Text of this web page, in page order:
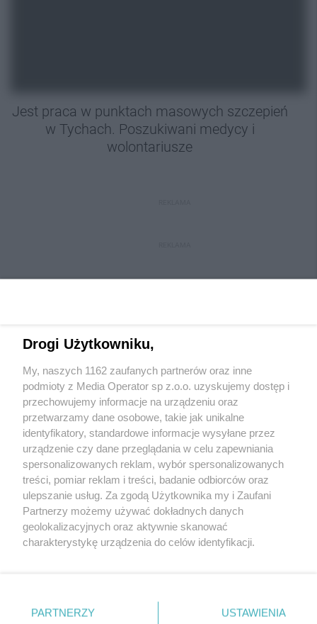
Jest praca w punktach masowych szczepień
w Tychach. Poszukiwani medycy i
wolontariusze
Wydawca mediówlokalnych
Nie zapomnij
zapoznać się z:
polityką prywatności regulamin korzystania z portali
Twojemiasto
Piekary Śląskie
Chorzów
Tarnowskie Góry
Gliwice
Skontakuj sięz nami
Kontakt
Wydawca
Redakcja
Drogi Użytkowniku,
My, naszych 1162 zaufanych partnerów oraz inne
podmioty z Media Operator sp z.o.o. uzyskujemy dostęp i
przechowujemy informacje na urządzeniu oraz
przetwarzamy dane osobowe, takie jak unikalne
identyfikatory, standardowe informacje wysyłane przez
urządzenie czy dane przeglądania w celu zapewniania
spersonalizowanych reklam, wybór spersonalizowanych
treści, pomiar reklam i treści, badanie odbiorców oraz
ulepszanie usług. Za zgodą Użytkownika my i Zaufani
Partnerzy możemy używać dokładnych danych
geolokalizacyjnych oraz aktywnie skanować
charakterystykę urządzenia do celów identyfikacji.
zmienić/wycofać klikając przycisk ustawień prywatności
PARTNERZY USTAWIENIA